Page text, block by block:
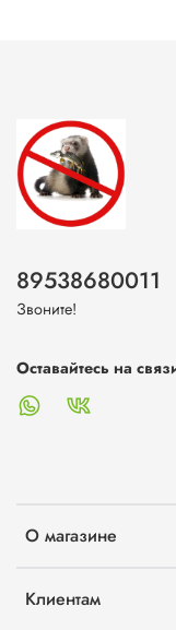
О магазине
Клиентам
89538680011
Звоните!
Оставайтесь на